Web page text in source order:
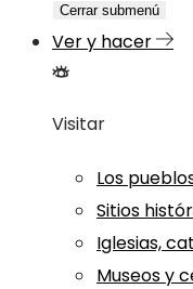
Cerrar submenú
Ver y hacer
Visitar
Los
Sitios
Iglesias,
Museos y